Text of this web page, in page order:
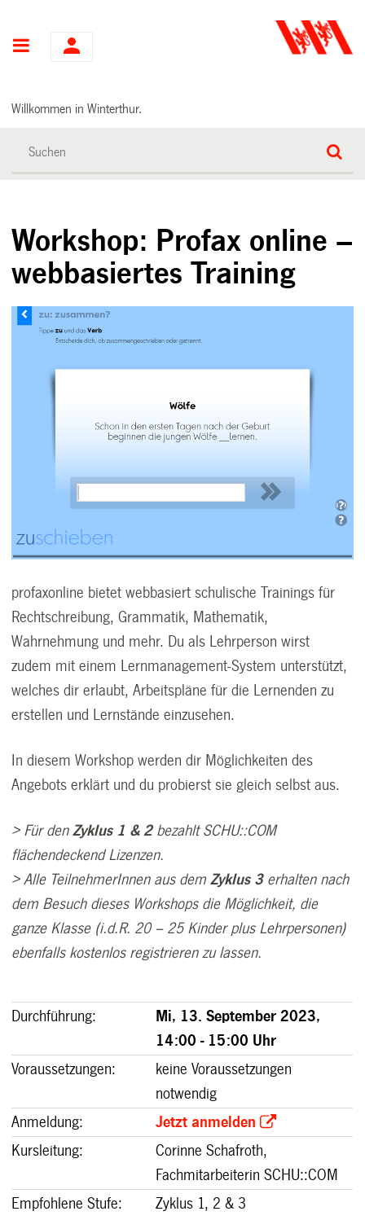
Hauptnavigation
Willkommen in Winterthur.
Workshop: Profax online –
webbasiertes Training
profaxonline bietet webbasiert schulische Trainings für
Rechtschreibung, Grammatik, Mathematik,
Wahrnehmung und mehr. Du als Lehrperson wirst
zudem mit einem Lernmanagement-System unterstützt,
welches dir erlaubt, Arbeitspläne für die Lernenden zu
erstellen und Lernstände einzusehen.
In diesem Workshop werden dir Möglichkeiten des
Angebots erklärt und du probierst sie gleich selbst aus.
> Für denZyklus 1 & 2bezahlt SCHU::COM
flächendeckend Lizenzen.
> Alle TeilnehmerInnen aus demZyklus 3erhalten nach
dem Besuch dieses Workshops die Möglichkeit, die
ganze Klasse (i.d.R. 20 – 25 Kinder plus Lehrpersonen)
ebenfalls kostenlos registrieren zu lassen.
Durchführung:
Mi, 13. September 2023,
14:00 - 15:00 Uhr
Voraussetzungen:
keine Voraussetzungen
notwendig
Anmeldung:
Jetzt anmelden
Kursleitung:
Corinne Schafroth,
Fachmitarbeiterin SCHU::COM
Empfohlene Stufe:
Zyklus 1, 2 & 3